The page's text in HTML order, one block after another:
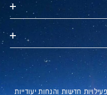
חדשות והנחות יעודייות